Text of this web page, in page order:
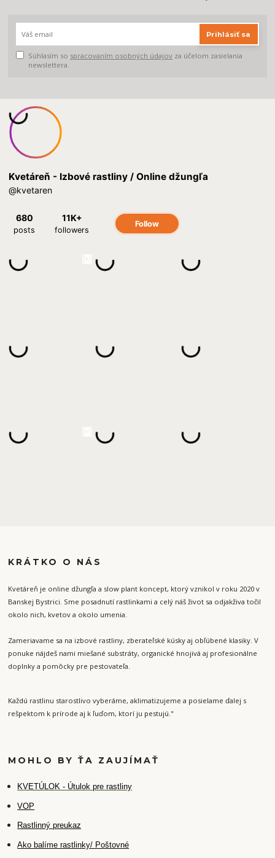
Prihlásiť sa
Súhlasím so spracovaním osobných údajov za účelom zasielania
newslettera.
KRÁTKO O NÁS
Kvetáreň je online džungľa a slow plant koncept, ktorý vznikol v roku 2020 v
Banskej Bystrici. Sme posadnutí rastlinkami a celý náš život sa odjakživa točil
okolo nich, kvetov a okolo umenia.
Zameriavame sa na izbové rastliny, zberateľské kúsky aj obľúbené klasiky. V
ponuke nájdeš nami miešané substráty, organické hnojivá aj profesionálne
doplnky a pomôcky pre pestovateľa.
Každú rastlinu starostlivo vyberáme, aklimatizujeme a posielame ďalej s
rešpektom k prírode aj k ľuďom, ktorí ju pestujú."
MOHLO BY ŤA ZAUJÍMAŤ
KVETÚLOK - Útulok pre rastliny
VOP
Rastlinný preukaz
Ako balíme rastlinky/ Poštovné